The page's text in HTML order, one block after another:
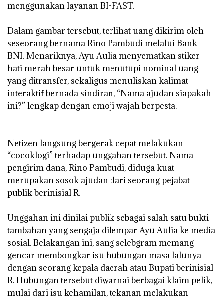
menggunakan layanan BI-FAST.
‎Dalam gambar tersebut, terlihat uang dikirim oleh
seseorang bernama Rino Pambudi melalui Bank
BNI. Menariknya, Ayu Aulia menyematkan stiker
hati merah besar untuk menutupi nominal uang
yang ditransfer, sekaligus menuliskan kalimat
interaktif bernada sindiran, “Nama ajudan siapakah
ini?” lengkap dengan emoji wajah berpesta.
‎Netizen langsung bergerak cepat melakukan
“cocoklogi” terhadap unggahan tersebut. Nama
pengirim dana, Rino Pambudi, diduga kuat
merupakan sosok ajudan dari seorang pejabat
publik berinisial R.
‎Unggahan ini dinilai publik sebagai salah satu bukti
tambahan yang sengaja dilempar Ayu Aulia ke media
sosial. Belakangan ini, sang selebgram memang
gencar membongkar isu hubungan masa lalunya
dengan seorang kepala daerah atau Bupati berinisial
R. Hubungan tersebut diwarnai berbagai klaim pelik,
mulai dari isu kehamilan, tekanan melakukan